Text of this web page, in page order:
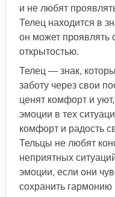
и не любят
Телец находится в
он может проявлять
открытостью.
Телец — знак,
заботу через свои
ценят комфорт и
эмоции в тех
комфорт и радость
Тельцы не любят
неприятных
эмоции, если они
сохранить